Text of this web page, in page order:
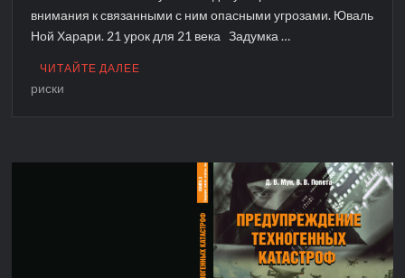
внимания к связанными с ним опасными угрозами. Юваль
Ной Харари. 21 урок для 21 века Задумка …
ЧИТАЙТЕ ДАЛЕЕ
риски